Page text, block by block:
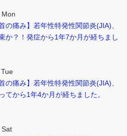
の痛み】若年性特発性関節炎(JIA)、
か？！発症から1年7か月が経ちまし
の痛み】若年性特発性関節炎(JIA)、
てから1年4か月が経ちました。